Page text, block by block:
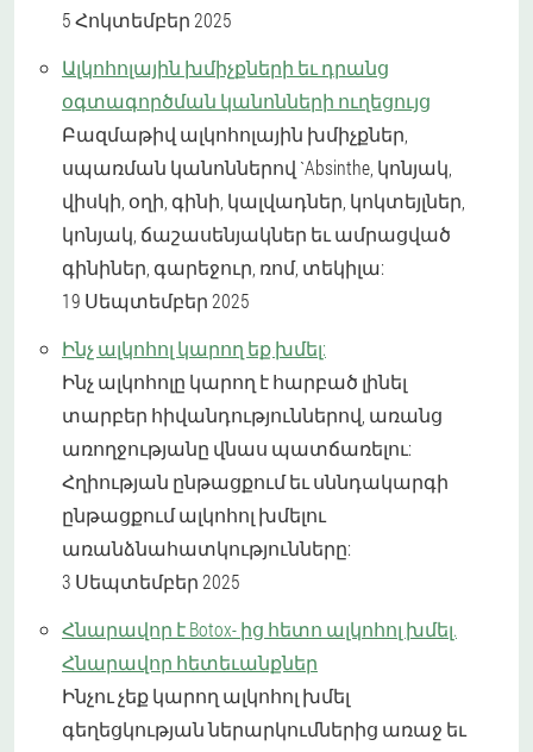
5 Հոկտեմբեր 2025
Ալկոհոլային խմիչքների եւ դրանց
օգտագործման կանոնների ուղեցույց
Բազմաթիվ ալկոհոլային խմիչքներ,
սպառման կանոններով `Absinthe, կոնյակ,
վիսկի, օղի, գինի, կալվադներ, կոկտեյլներ,
կոնյակ, ճաշասենյակներ եւ ամրացված
գինիներ, գարեջուր, ռոմ, տեկիլա:
19 Սեպտեմբեր 2025
Ինչ ալկոհոլ կարող եք խմել:
Ինչ ալկոհոլը կարող է հարբած լինել
տարբեր հիվանդություններով, առանց
առողջությանը վնաս պատճառելու:
Հղիության ընթացքում եւ սննդակարգի
ընթացքում ալկոհոլ խմելու
առանձնահատկությունները:
3 Սեպտեմբեր 2025
Հնարավոր է Botox- ից հետո ալկոհոլ խմել.
Հնարավոր հետեւանքներ
Ինչու չեք կարող ալկոհոլ խմել
գեղեցկության ներարկումներից առաջ եւ